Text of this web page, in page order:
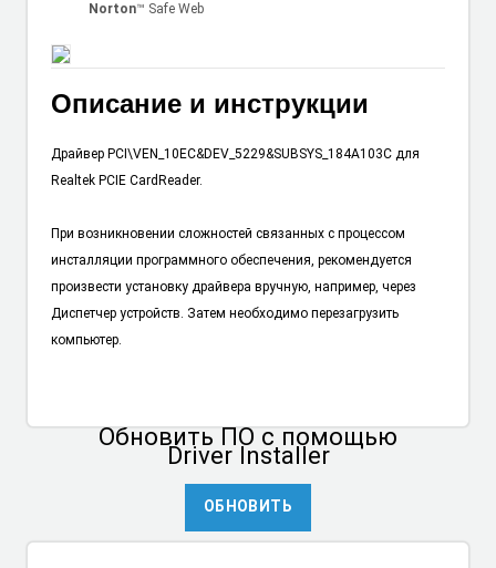
Norton™ Safe Web
Описание и инструкции
Драйвер PCI\VEN_10EC&DEV_5229&SUBSYS_184A103C для
Realtek PCIE CardReader.
При возникновении сложностей связанных с процессом
инсталляции программного обеспечения, рекомендуется
произвести установку драйвера вручную, например, через
Диспетчер устройств. Затем необходимо перезагрузить
компьютер.
Обновить ПО с помощью
Driver Installer
ОБНОВИТЬ